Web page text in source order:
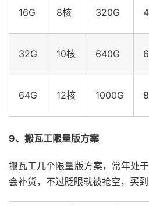
16G 8核 320G
32G 10核 640G
64G 12核 1000G
9、搬瓦工限量版方案
搬瓦工几个限量版方案，常年处
会补货，不过眨眼就被抢空，买到